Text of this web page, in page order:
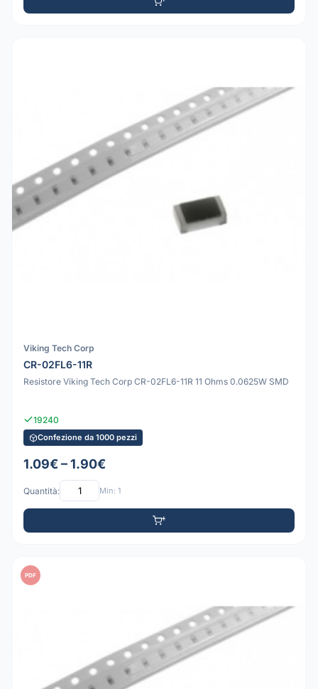
Viking Tech Corp
CR-02FL6-11R
Resistore Viking Tech Corp CR-02FL6-11R 11 Ohms 0.0625W SMD
19240
Confezione da 1000 pezzi
1.09€ – 1.90€
Quantità: Min: 1
PDF